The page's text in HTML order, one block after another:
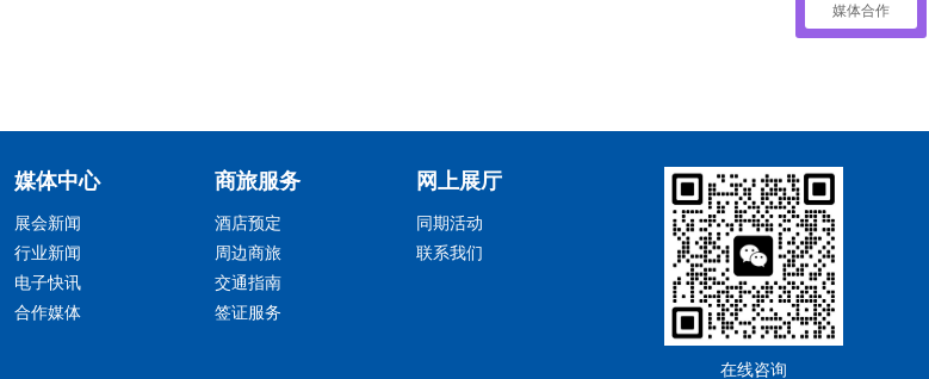
媒体中心
展会新闻
行业新闻
电子快讯
合作媒体
商旅服务
酒店预定
周边商旅
交通指南
签证服务
网上展厅
同期活动
联系我们
在线咨询
媒体合作